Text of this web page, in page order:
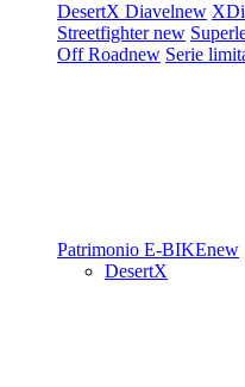
DesertX Diavelnew
Streetfighternew
Off Roadnew Serie
Patrimonio E-BIKEnew
DesertX